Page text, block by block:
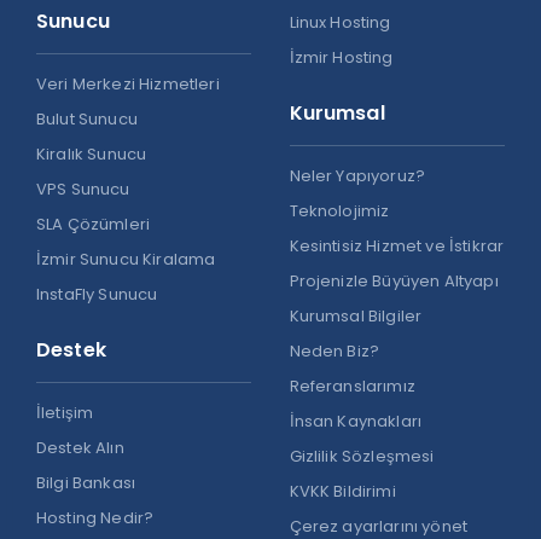
Linux Hosting
İzmir Hosting
Sunucu
Veri Merkezi Hizmetleri
Bulut Sunucu
Kiralık Sunucu
VPS Sunucu
SLA Çözümleri
İzmir Sunucu Kiralama
InstaFly Sunucu
Destek
İletişim
Destek Alın
Bilgi Bankası
Hosting Nedir?
Kurumsal
Neler Yapıyoruz?
Teknolojimiz
Kesintisiz Hizmet ve İstikrar
Projenizle Büyüyen Altyapı
Kurumsal Bilgiler
Neden Biz?
Referanslarımız
İnsan Kaynakları
Gizlilik Sözleşmesi
KVKK Bildirimi
Çerez ayarlarını yönet